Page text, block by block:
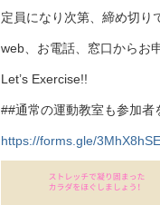
定員になり次第、締め切り
web、お電話、窓口からお
Let’s Exercise!!
##通常の運動教室も参加
https://forms.gle/